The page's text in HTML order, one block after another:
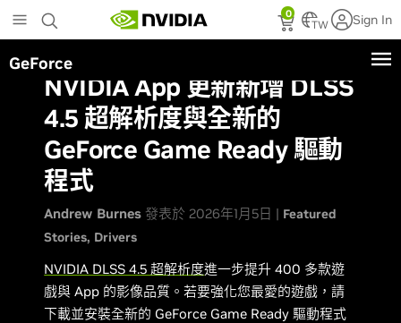
to
main
content
0
TW Sign In
GeForce
NVIDIA App 更新新增 DLSS
4.5 超解析度與全新的
GeForce Game Ready 驅動
程式
Andrew Burnes 發表於 2026年1月5日 | Featured
Stories Drivers
NVIDIA DLSS 4.5 超解析度進一步提升 400 多款遊
戲與 App 的影像品質。若要強化您最愛的遊戲，請
下載並安裝全新的 GeForce Game Ready 驅動程式